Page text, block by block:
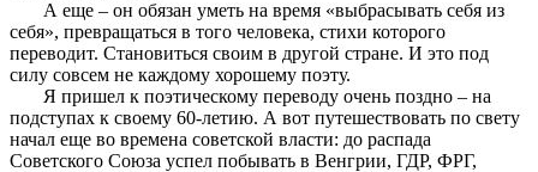
А еще – он обязан уметь на время «выбрасывать себя из
себя», превращаться в того человека, стихи которого
переводит. Становиться своим в другой стране. И это под
силу совсем не каждому хорошему поэту.
Я пришел к поэтическому переводу очень поздно – на
подступах к своему 60-летию. А вот путешествовать по свету
начал еще во времена советской власти: до распада
Советского Союза успел побывать в Венгрии, ГДР, ФРГ,